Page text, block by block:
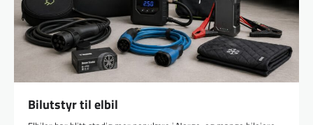
Bilutstyr til elbil